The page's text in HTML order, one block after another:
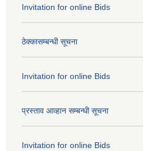
Invitation for online Bids
ठेक्कासम्बन्धी सूचना
Invitation for online Bids
प्रस्ताव आव्हान सम्बन्धी सूचना
Invitation for online Bids